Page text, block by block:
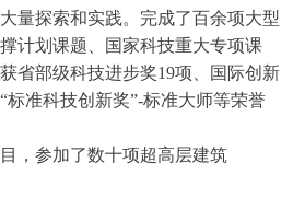
量探索和实践。完成了百余项大型
计划课题、国家科技重大专项课
省部级科技进步奖19项、国际创新
准科技创新奖”-标准大师等荣誉
，参加了数十项超高层建筑